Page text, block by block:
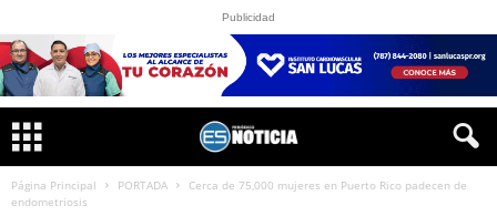
Publicidad
Página Principal PORTADA
Cerca de 75,000 mujeres en Puerto Rico padecen de
endometriosis